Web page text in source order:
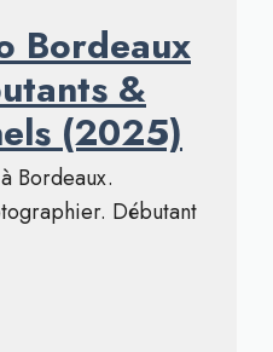
Bordeaux
&
(2025)
Bordeaux.
Débutant